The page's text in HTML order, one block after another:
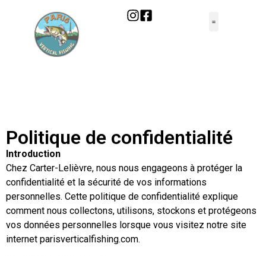
Politique de confidentialité
Introduction
Chez Carter-Lelièvre, nous nous engageons à protéger la
confidentialité et la sécurité de vos informations
personnelles. Cette politique de confidentialité explique
comment nous collectons, utilisons, stockons et protégeons
vos données personnelles lorsque vous visitez notre site
internet parisverticalfishing.com.